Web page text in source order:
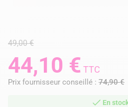
49,00 €
44,10 € TTC
Prix fournisseur conseillé : 74,90 €
En